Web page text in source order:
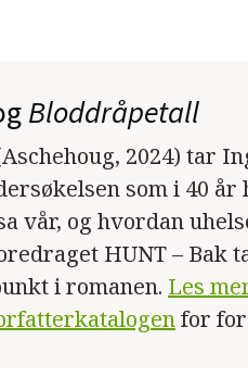
Bloddråpetall
2024) tar
som i 40
vår, og hvordan
HUNT – Bak
i romanen. Les
for